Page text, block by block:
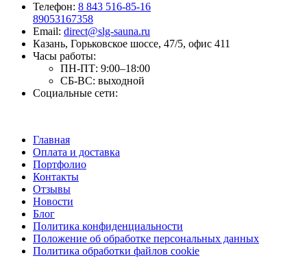
Телефон: 8 843 516-85-16
89053167358
Email: direct@slg-sauna.ru
Казань, Горьковское шоссе, 47/5, офис 411
Часы работы:
ПН-ПТ: 9:00–18:00
СБ-ВС: выходной
Социальные сети:
Главная
Оплата и доставка
Портфолио
Контакты
Отзывы
Новости
Блог
Политика конфиденциальности
Положение об обработке персональных данных
Политика обработки файлов cookie